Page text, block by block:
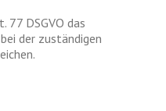
77 DSGVO das
der zuständigen